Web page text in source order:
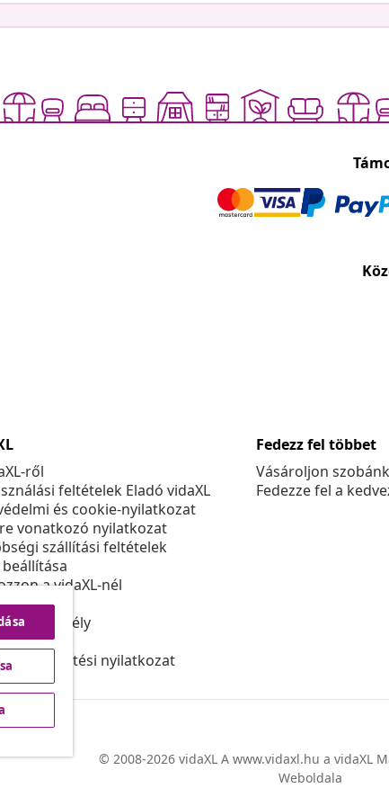
ről
feltételek Eladó vidaXL
és cookie-nyilatkozat
vonatkozó nyilatkozat
szállítási feltételek
a vidaXL-nél
személy
EPR
nyilatkozat
Fedezz fel többet
Vásároljon
Fedezze fel a
© 2008-2026 vidaXL A www.vidaxl.hu a vidaXL
Weboldala